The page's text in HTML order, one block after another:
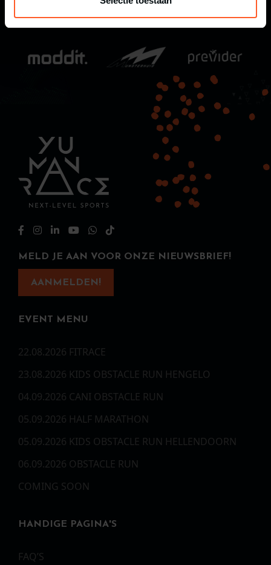
MELD JE AAN VOOR ONZE NIEUWSBRIEF!
AANMELDEN!
EVENT MENU
22.08.2026 FITRACE
23.08.2026 KIDS OBSTACLE RUN HENGELO
04.09.2026 CANI OBSTACLE RUN
05.09.2026 HALF MARATHON
05.09.2026 KIDS OBSTACLE RUN HELLENDOORN
06.09.2026 OBSTACLE RUN
COMING SOON
HANDIGE PAGINA'S
FAQ’S